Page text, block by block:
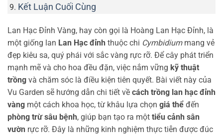
Kết Luận Cuối Cùng
Lan Hạc Đỉnh Vàng, hay còn gọi là Hoàng Lan Hạc Đỉnh, là
một giống lan Lan Hạc đỉnh thuộc chi Cymbidiummang vẻ
đẹp kiêu sa, quý phái với sắc vàng rực rỡ. Để cây phát triển
mạnh mẽ và cho hoa đều đặn, việc nắm vững kỹ thuật
trồng và chăm sóc là điều kiện tiên quyết. Bài viết này của
Vu Garden sẽ hướng dẫn chi tiết về cách trồng lan hạc đỉnh
vàng một cách khoa học, từ khâu lựa chọn giá thể đến
phòng trừ sâu bệnh, giúp bạn tạo ra một tiểu cảnh sân
vườn rực rỡ. Đây là những kinh nghiệm thực tiễn được đúc